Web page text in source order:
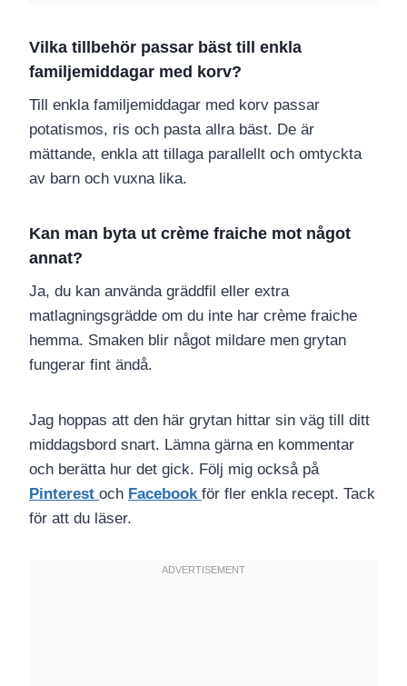
Vilka tillbehör passar bäst till enkla
familjemiddagar med korv?
Till enkla familjemiddagar med korv passar
potatismos, ris och pasta allra bäst. De är
mättande, enkla att tillaga parallellt och omtyckta
av barn och vuxna lika.
Kan man byta ut crème fraiche mot något
annat?
Ja, du kan använda gräddfil eller extra
matlagningsgrädde om du inte har crème fraiche
hemma. Smaken blir något mildare men grytan
fungerar fint ändå.
Jag hoppas att den här grytan hittar sin väg till ditt
middagsbord snart. Lämna gärna en kommentar
och berätta hur det gick. Följ mig också på
Pinterest och Facebook för fler enkla recept. Tack
för att du läser.